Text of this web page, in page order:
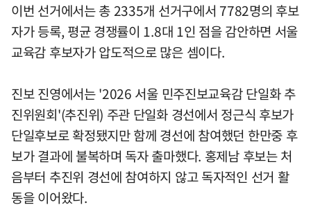
이번 선거에서는 총 2335개 선거구에서 7782명의 후보
자가 등록, 평균 경쟁률이 1.8대 1인 점을 감안하면 서울
교육감 후보자가 압도적으로 많은 셈이다.
진보 진영에서는 '2026 서울 민주진보교육감 단일화 추
진위원회'(추진위) 주관 단일화 경선에서 정근식 후보가
단일후보로 확정됐지만 함께 경선에 참여했던 한만중 후
보가 결과에 불복하며 독자 출마했다. 홍제남 후보는 처
음부터 추진위 경선에 참여하지 않고 독자적인 선거 활
동을 이어왔다.